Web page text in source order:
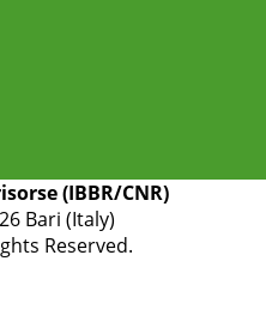
(IBBR/CNR)
Bari (Italy)
Reserved.